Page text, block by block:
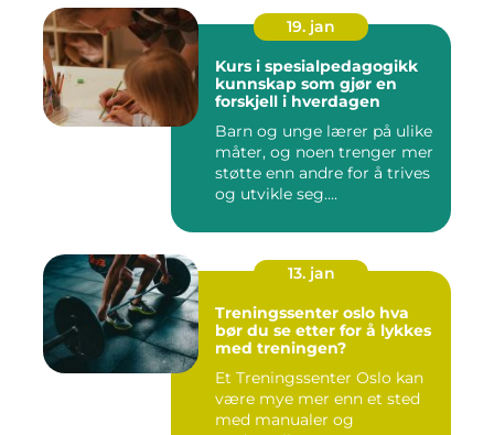
19. jan
Kurs i spesialpedagogikk
kunnskap som gjør en
forskjell i hverdagen
Barn og unge lærer på ulike
måter, og noen trenger mer
støtte enn andre for å trives
og utvikle seg....
13. jan
Treningssenter oslo hva
bør du se etter for å lykkes
med treningen?
Et Treningssenter Oslo kan
være mye mer enn et sted
med manualer og